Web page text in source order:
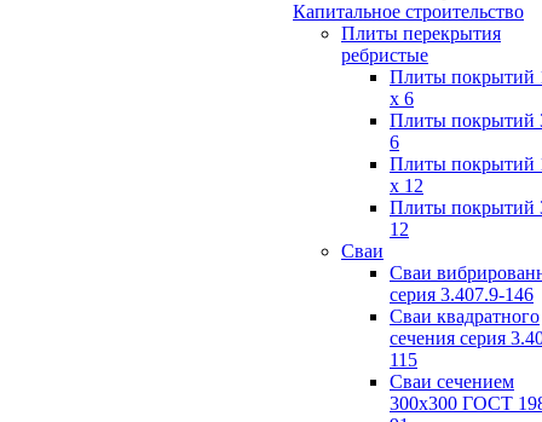
Капитальное строительство
Плиты перекрытия
ребристые
Плиты покрытий
x 6
Плиты покрытий
6
Плиты покрытий
x 12
Плиты покрытий
12
Сваи
Сваи
серия 3.407.9-146
Сваи квадратного
сечения серия
115
Сваи сечением
300х300 ГОСТ